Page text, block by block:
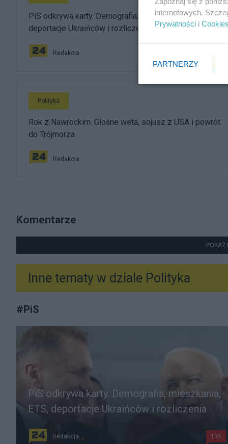
PiS odkrywa karty. Demografia, mieszkania, ETS,
deportacje Ukraińców i rozliczenia
Redakcja
Polityka
Rok z Nawrockim. Głośne weta, sojusz z USA i powrót
do Trójmorza
Redakcja
Komentarze
POKAŻ
Inne tematy w dziale Polityka
#PiS
PiS odkrywa karty. Demografia, mieszkania,
ETS, deportacje Ukraińców i rozliczenia
Redakcja 155
internetowych.
Prywatności i Cookies
PARTNERZY